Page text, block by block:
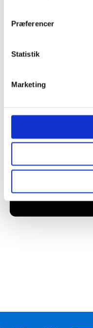
Præferencer
Statistik
Marketing
Om os